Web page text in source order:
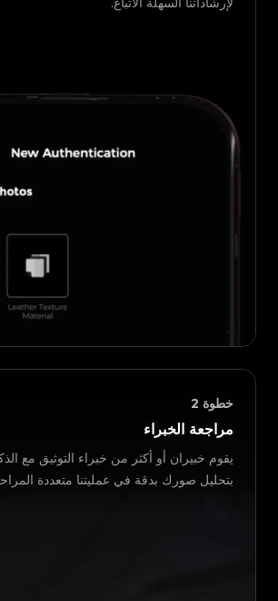
خطوة 2
مراجعة الخبراء
يقوم خبيران أو أكثر من خبراء التوثيق مع
بتحليل صورك بدقة في عمليتنا متعددة